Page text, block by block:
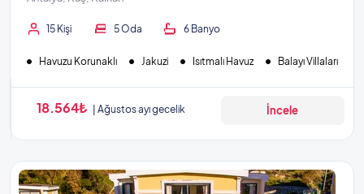
15 Kişi 5 Oda 6 Banyo
Havuzu Korunaklı Jakuzi Isıtmalı Havuz Balayı Villaları
18.564₺ Ağustos ayı gecelik İncele